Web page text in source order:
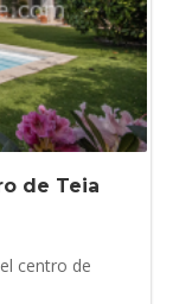
de Teia
centro de